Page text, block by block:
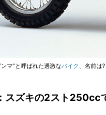
マ”と呼ばれた過激なバイク 、名前は?
スズキの2スト250cc